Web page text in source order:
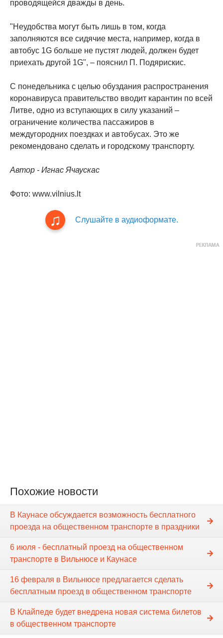
проводящейся дважды в день.
"Неудобства могут быть лишь в том, когда
заполняются все сидячие места, например, когда в
автобус 1G больше не пустят людей, должен будет
приехать другой 1G", – пояснил П. Подярискис.
С понедельника с целью обуздания распространения
коронавируса правительство вводит карантин по всей
Литве, одно из вступающих в силу указаний –
ограничение количества пассажиров в
междугородних поездках и автобусах. Это же
рекомендовано сделать и городскому транспорту.
Автор - Игнас Ячаускас
Фото: www.vilnius.lt
Слушайте в аудиоформате.
Похожие новости
В Каунасе обсуждается возможность бесплатного
проезда на общественном транспорте в праздники
6 июля - бесплатный проезд на общественном
транспорте в Вильнюсе и Каунасе
16 февраля в Вильнюсе предлагается сделать
бесплатным проезд в общественном транспорте
В Клайпеде будет внедрена новая система билетов
в общественном транспорте